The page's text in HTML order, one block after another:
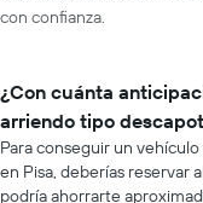
con confianza.
¿Con cuánta
arriendo tipo
Para conseguir un
en Pisa, deberías reservar
podría ahorrarte